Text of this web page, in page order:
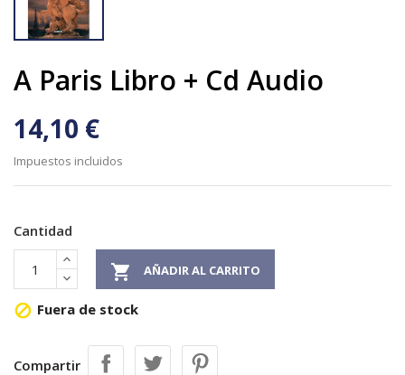
A Paris Libro + Cd Audio
14,10 €
Impuestos incluidos
Cantidad
 AÑADIR AL CARRITO
 Fuera de stock
Compartir